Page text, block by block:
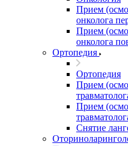
Прием
онколога
Прием
онколога
Ортопедия
Ортопедия
Прием
Прием
Снятие